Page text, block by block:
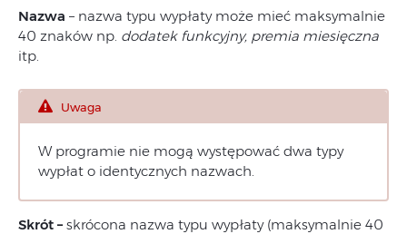
Nazwa – nazwa typu wypłaty może mieć maksymalnie
40 znaków np. dodatek funkcyjny, premia miesięczna
itp.
Uwaga
W programie nie mogą występować dwa typy
wypłat o identycznych nazwach.
Skrót – skrócona nazwa typu wypłaty (maksymalnie 40